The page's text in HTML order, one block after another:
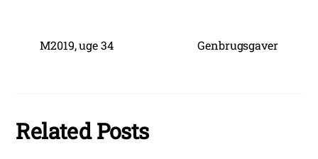
M2019, uge 34 Genbrugsgaver
Related Posts